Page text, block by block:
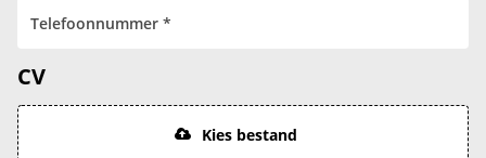
CV
Kies bestand